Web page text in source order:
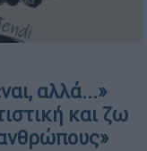
αλλά...»
και ζω